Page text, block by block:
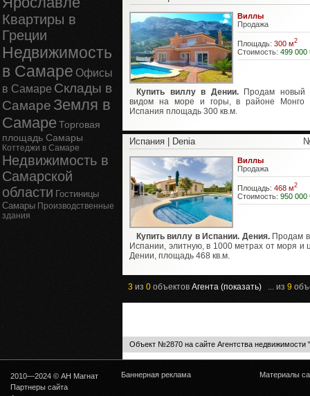
Квартиры в
Греции
Недвижимость
в Самаре Офисы
в Самаре Склады в
Самаре Земля в
СамареТорговая
площадь Самары
Коттеджи в Самаре
Недвижимость в
Самарской
области Гостиницы
Самары Производственные
здания
Виллы
Продажа
Площадь: 300 м2
Стоимость: 499 000
Купить виллу в Дении.
Продам новый
видом на море и горы, в районе Монго
Испания площадь 300 кв.м.
Испания | Denia
Виллы
Продажа
Площадь: 468 м2
Стоимость: 950 000
Купить виллу в Испании. Дения.Продам
Испании, элитную, в 1000 метрах от моря и
Дении, площадь 468 кв.м.
3 из 0 объектов Агента (показать) ... из 9
Объект №2870 на сайте Агентства недвижимости
2010—2024 © АН Магнат
Партнеры сайта
Баннерная реклама Материалы